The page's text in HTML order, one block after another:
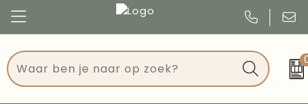
Congres